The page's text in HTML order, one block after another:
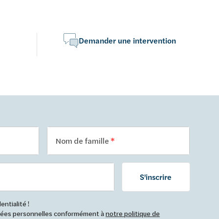
Demander une intervention
Nom de famille
S'inscrire
!
personnelles conformément ànotre politique de